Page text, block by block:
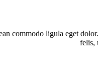
commodo ligula eget
felis,